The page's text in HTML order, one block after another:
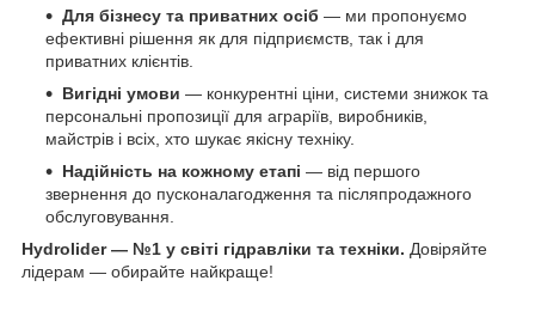
Для бізнесу та приватних осіб — ми пропонуємо
ефективні рішення як для підприємств, так і для
приватних клієнтів.
Вигідні умови — конкурентні ціни, системи знижок та
персональні пропозиції для аграріїв, виробників,
майстрів і всіх, хто шукає якісну техніку.
Надійність на кожному етапі — від першого
звернення до пусконалагодження та післяпродажного
обслуговування.
Hydrolider — №1 у світі гідравліки та техніки. Довіряйте
лідерам — обирайте найкраще!